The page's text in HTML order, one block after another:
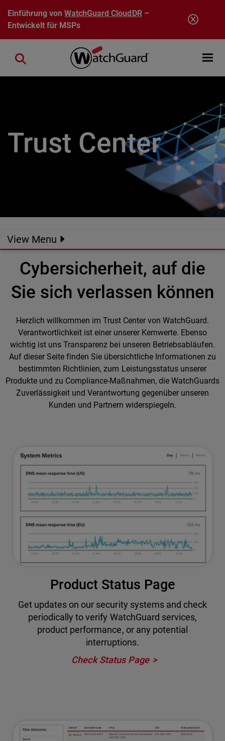
Direkt zum Inhalt
Einführung vonWatchGuard CloudDR–
Entwickelt für MSPs
Open
Close search
Trust Center
View Menu
Cybersicherheit, auf die
Sie sich verlassen können
Herzlich willkommen im Trust Center von WatchGuard.
Verantwortlichkeit ist einer unserer Kernwerte. Ebenso
wichtig ist uns Transparenz bei unseren Betriebsabläufen.
Auf dieser Seite finden Sie übersichtliche Informationen zu
bestimmten Richtlinien, zum Leistungsstatus unserer
Produkte und zu Compliance-Maßnahmen, die WatchGuards
Zuverlässigkeit und Verantwortung gegenüber unseren
Kunden und Partnern widerspiegeln.
Product Status Page
Get updates on our security systems and check
periodically to verify WatchGuard services,
product performance, or any potential
interruptions.
Check Status Page